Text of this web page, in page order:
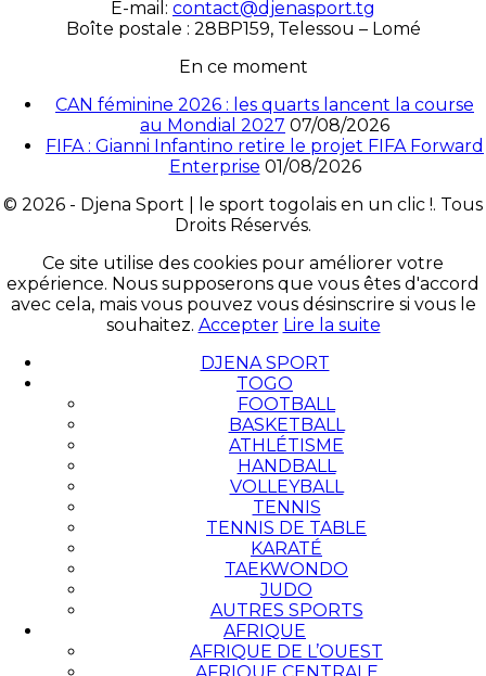
É-mail: contact@djenasport.tg
Boîte postale : 28BP159, Telessou – Lomé
En ce moment
CAN féminine 2026 : les quarts lancent la course
au Mondial 2027 07/08/2026
FIFA : Gianni Infantino retire le projet FIFA Forward
Enterprise 01/08/2026
© 2026 - Djena Sport | le sport togolais en un clic !. Tous
Droits Réservés.
Ce site utilise des cookies pour améliorer votre
expérience. Nous supposerons que vous êtes d'accord
avec cela, mais vous pouvez vous désinscrire si vous le
souhaitez. Accepter Lire la suite
DJENA SPORT
TOGO
FOOTBALL
BASKETBALL
ATHLÉTISME
HANDBALL
VOLLEYBALL
TENNIS
TENNIS DE TABLE
KARATÉ
TAEKWONDO
JUDO
AUTRES SPORTS
AFRIQUE
AFRIQUE DE L’OUEST